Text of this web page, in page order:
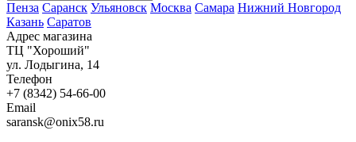
Пенза Саранск Ульяновск Москва Самара Нижний Новгород
Казань Саратов
Адрес магазина
ТЦ "Хороший"
ул. Лодыгина, 14
Телефон
+7 (8342) 54-66-00
Email
saransk@onix58.ru